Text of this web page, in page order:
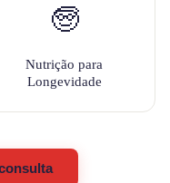
🧓
Nutrição para
Longevidade